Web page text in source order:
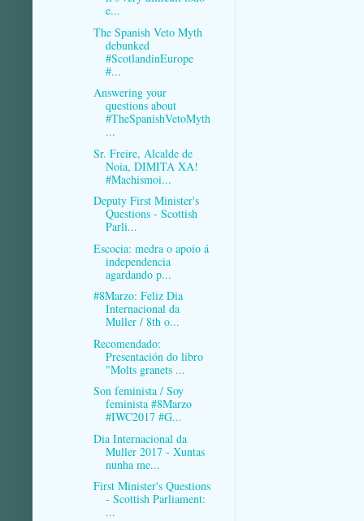
e...
The Spanish Veto Myth
debunked
#ScotlandinEurope
#...
Answering your
questions about
#TheSpanishVetoMyth
...
Sr. Freire, Alcalde de
Noia, DIMITA XA!
#Machismoi...
Deputy First Minister's
Questions - Scottish
Parli...
Escocia: medra o apoio á
independencia
agardando p...
#8Marzo: Feliz Dia
Internacional da
Muller / 8th o...
Recomendado:
Presentación do libro
"Molts granets ...
Son feminista / Soy
feminista #8Marzo
#IWC2017 #G...
Dia Internacional da
Muller 2017 - Xuntas
nunha me...
First Minister's Questions
- Scottish Parliament:
...